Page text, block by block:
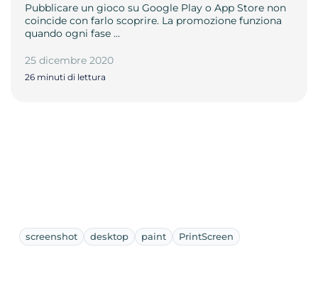
Pubblicare un gioco su Google Play o App Store non
coincide con farlo scoprire. La promozione funziona
quando ogni fase …
25 dicembre 2020
26 minuti di lettura
screenshot desktop paint PrintScreen